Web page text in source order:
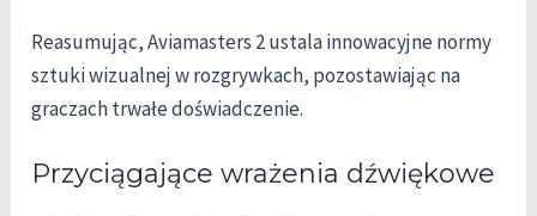
Reasumując, Aviamasters 2 ustala innowacyjne normy
sztuki wizualnej w rozgrywkach, pozostawiając na
graczach trwałe doświadczenie.
Przyciągające wrażenia dźwiękowe